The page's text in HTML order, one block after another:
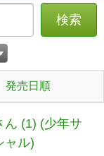
検索
発売日順
ん (1) (少年サ
ャル)